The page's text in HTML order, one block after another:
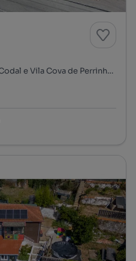
Travessa do Souto, Vila Chã, Codal e Vila Cova de Perrinho, Vale de Cambra, Aveiro